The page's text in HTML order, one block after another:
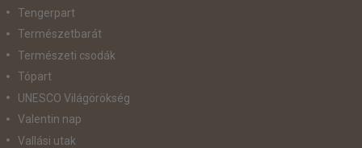
Tengerpart
Természetbarát
Természeti csodák
Tópart
UNESCO Világörökség
Valentin nap
Vallási utak